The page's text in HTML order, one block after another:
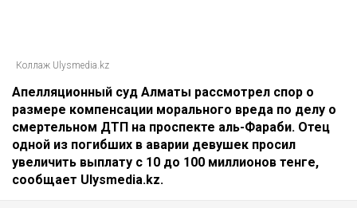
Коллаж Ulysmedia.kz
Апелляционный суд Алматы рассмотрел спор о
размере компенсации морального вреда по делу о
смертельном ДТП на проспекте аль-Фараби. Отец
одной из погибших в аварии девушек просил
увеличить выплату с 10 до 100 миллионов тенге,
сообщает Ulysmedia.kz.